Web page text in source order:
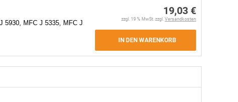
5930, MFC J 5335, MFC J
19,03 €
zzgl. 19 % MwSt. zzgl. Versandkosten
IN DEN WARENKORB